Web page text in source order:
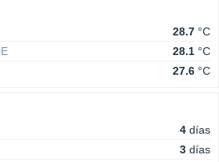
28.7 °C
28.1 °C
27.6 °C
4 días
3 días